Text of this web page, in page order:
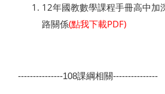
12年國教數學課程手冊高中加
路關係(點我下載PDF)
---------------108課綱相關---------------